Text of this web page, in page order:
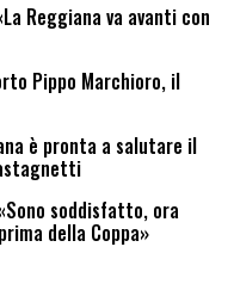
Reggiana va avanti con
Pippo Marchioro, il
è pronta a salutare il
soddisfatto, ora
della Coppa»